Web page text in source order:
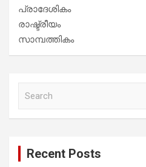
പ്രാദേശികം
രാഷ്ട്രീയം
സാമ്പത്തികം
Recent Posts